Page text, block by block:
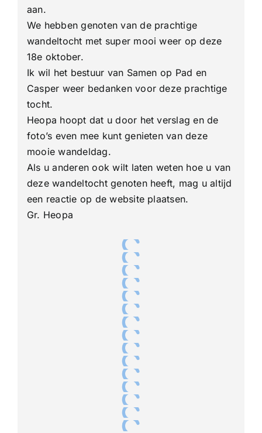
aan.
We hebben genoten van de prachtige
wandeltocht met super mooi weer op deze
18e oktober.
Ik wil het bestuur van Samen op Pad en
Casper weer bedanken voor deze prachtige
tocht.
Heopa hoopt dat u door het verslag en de
foto’s even mee kunt genieten van deze
mooie wandeldag.
Als u anderen ook wilt laten weten hoe u van
deze wandeltocht genoten heeft, mag u altijd
een reactie op de website plaatsen.
Gr. Heopa